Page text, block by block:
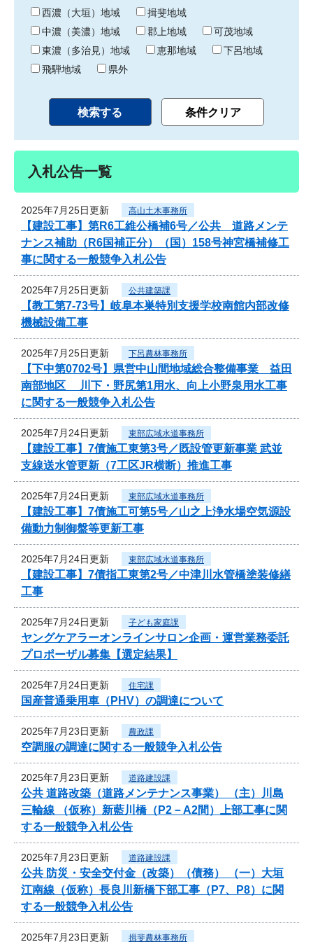
り 西濃（大垣）地域
揖斐地域
中濃（美濃）地域
郡上地域
可茂地域
東濃（多治見）地域
恵那地域
下呂地域
飛騨地域
県外
入札公告一覧
2025年7月25日更新 高山土木事務所
【建設工事】第R6工維公橋補6号／公共 道路メンテ
ナンス補助（R6国補正分）（国）158号神宮橋補修工
事に関する一般競争入札公告
2025年7月25日更新 公共建築課
【教工第7-73号】岐阜本巣特別支援学校南館内部改修
機械設備工事
2025年7月25日更新 下呂農林事務所
【下中第0702号】県営中山間地域総合整備事業 益田
南部地区 川下・野尻第1用水、向上小野泉用水工事
に関する一般競争入札公告
2025年7月24日更新 東部広域水道事務所
【建設工事】7債施工東第3号／既設管更新事業 武並
支線送水管更新（7工区JR横断）推進工事
2025年7月24日更新 東部広域水道事務所
【建設工事】7債施工可第5号／山之上浄水場空気源設
備動力制御盤等更新工事
2025年7月24日更新 東部広域水道事務所
【建設工事】7債指工東第2号／中津川水管橋塗装修繕
工事
2025年7月24日更新 子ども家庭課
ヤングケアラーオンラインサロン企画・運営業務委託
プロポーザル募集【選定結果】
2025年7月24日更新 住宅課
国産普通乗用車（PHV）の調達について
2025年7月23日更新 農政課
空調服の調達に関する一般競争入札公告
2025年7月23日更新 道路建設課
公共 道路改築（道路メンテナンス事業） （主）川島
三輪線 （仮称）新藍川橋（P2－A2間）上部工事に関
する一般競争入札公告
2025年7月23日更新 道路建設課
公共 防災・安全交付金（改築）（債務） （一）大垣
江南線（仮称）長良川新橋下部工事（P7、P8）に関
する一般競争入札公告
2025年7月23日更新 揖斐農林事務所